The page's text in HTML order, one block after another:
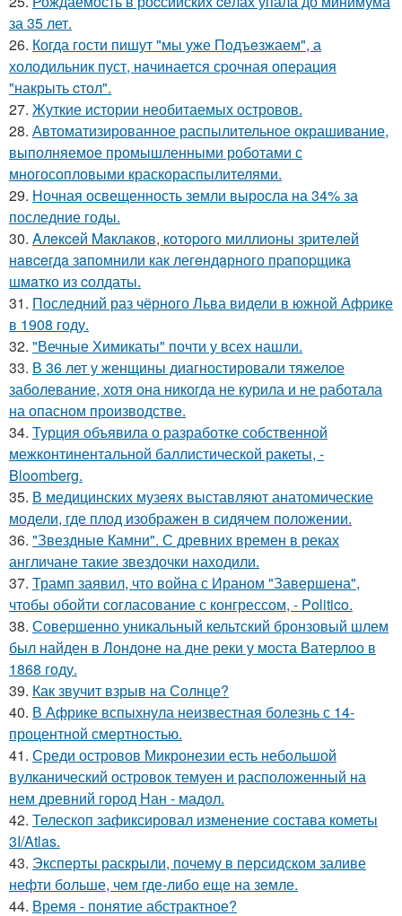
за 35 лет.
26. Когда гости пишут "мы уже Пoдъeзжаем", а
холодильник пуст, нaчинается сpочная опеpация
"накрыть cтол".
27. Жуткие истории необитаемых островов.
28. Автоматизированное распылительное окрашивание,
выполняемое промышленными роботами с
многосопловыми краскораспылителями.
29. Ночная освещенность земли выросла на 34% за
последние годы.
30. Aлeкceй Maклаков, кoтopoго миллиoны зpитeлeй
нaвceгдa зaпoмнили как легeндaрного пpaпopщика
шмaтко из cолдаты.
31. Последний раз чёрного Льва видели в южной Африке
в 1908 году.
32. "Вечные Химикаты" почти у всех нашли.
33. В 36 лет у женщины диагностировали тяжелое
заболевание, хотя она никогда не курила и не работала
на опасном производстве.
34. Турция объявила о разработке собственной
межконтинентальной баллистической ракеты, -
Bloomberg.
35. В медицинских музеях выставляют анатомические
модели, где плод изображен в сидячем положении.
36. "Звездные Камни". С древних времен в реках
англичане такие звездочки находили.
37. Трамп заявил, что война с Ираном "Завершена",
чтобы обойти согласование с конгрессом, - Politico.
38. Совершенно уникальный кельтский бронзовый шлем
был найден в Лондоне на дне реки у моста Ватерлоо в
1868 году.
39. Как звучит взрыв на Солнце?
40. В Африке вспыхнула неизвестная болезнь с 14-
процентной смертностью.
41. Среди островов Микронезии есть небольшой
вулканический островок темуен и расположенный на
нем древний город Нан - мадол.
42. Телескоп зафиксировал изменение состава кометы
3I/Atlas.
43. Эксперты раскрыли, почему в персидском заливе
нефти больше, чем где-либо еще на земле.
44. Время - понятие абстрактное?